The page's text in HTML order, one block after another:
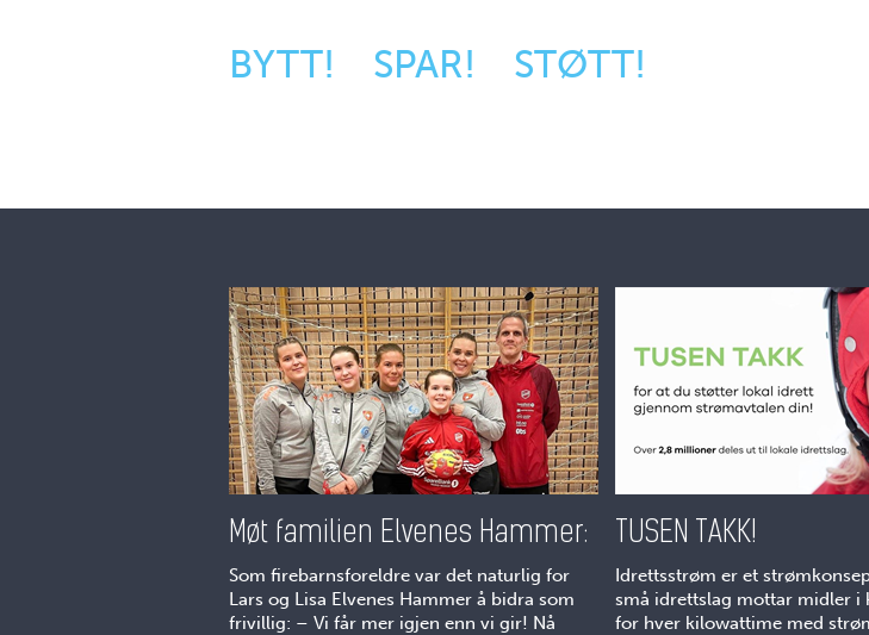
BYTT! SPAR! STØTT!
Møt familien Elvenes Hammer:
Som firebarnsforeldre var det naturlig for
Lars og Lisa Elvenes Hammer å bidra som
frivillig: – Vi får mer igjen enn vi gir! Nå
TUSEN TAKK!
Idrettsstrøm er et
små idrettslag mottar midler i
for hver kilowattime med